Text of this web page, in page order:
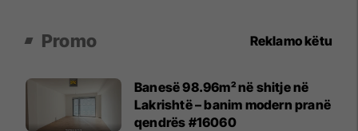
Promo Reklamo këtu
Banesë 98.96m² në shitje në
Lakrishtë – banim modern pranë
qendrës #16060